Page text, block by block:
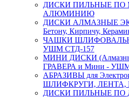
ДИСКИ ПИЛЬНЫЕ ПО
АЛЮМИНИЮ
ДИСКИ АЛМАЗНЫЕ
Бетону, Кирпичу,
ЧАШКИ
УШМ СТД-157
МИНИ ДИСКИ
ГРАВЕРА и Мини -
АБРАЗИВЫ для
ШЛИФКРУГИ,
ДИСКИ ПИЛЬНЫЕ ПО